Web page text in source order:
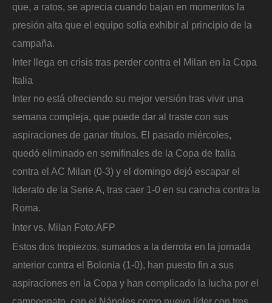
que, a ratos, se aprecia cuando bajan en momentos la
presión alta que el equipo solía exhibir al principio de la
campaña.
Inter llega en crisis tras perder contra el Milan en la Copa
Italia
Inter no está ofreciendo su mejor versión tras vivir una
semana compleja, que puede dar al traste con sus
aspiraciones de ganar títulos. El pasado miércoles,
quedó eliminado en semifinales de la Copa de Italia
contra el AC Milan (0-3) y el domingo dejó escapar el
liderato de la Serie A, tras caer 1-0 en su cancha contra la
Roma.
Inter vs. Milan Foto:AFP
Estos dos tropiezos, sumados a la derrota en la jornada
anterior contra el Bolonia (1-0), han puesto fin a sus
aspiraciones en la Copa y han complicado la lucha por el